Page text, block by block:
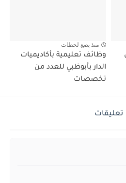
منذ بضع لحظات
وظائف تعليمية بأكاديميات
الدار بأبوظبي للعدد من
تخصصات
تعليقات